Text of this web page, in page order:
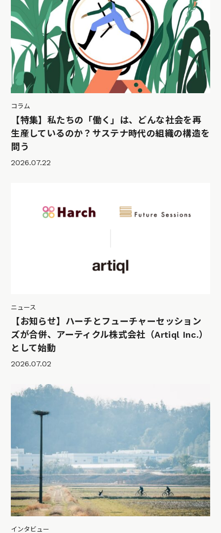
コラム
【特集】私たちの「働く」は、どんな社会を再
生産しているのか？サステナ時代の組織の構造を
問う
2026.07.22
ニュース
【お知らせ】ハーチとフューチャーセッション
ズが合併、アーティクル株式会社（Artiql Inc.）
として始動
2026.07.02
インタビュー